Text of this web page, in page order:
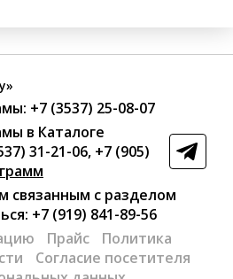
+7 (3537) 25-08-07
в Каталоге
31-21-06, +7 (905)
связанным с разделом
+7 (919) 841-89-56
Прайс
Политика
Согласие посетителя